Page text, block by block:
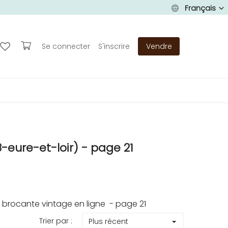
Français
Se connecter S'inscrire Vendre
eure-et-loir) - page 21
vintage en ligne - page 21
Trier par : Plus récent